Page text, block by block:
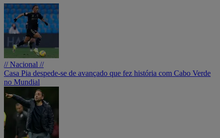
// Nacional //
Casa Pia despede-se de avançado que fez história com Cabo Verde
no Mundial